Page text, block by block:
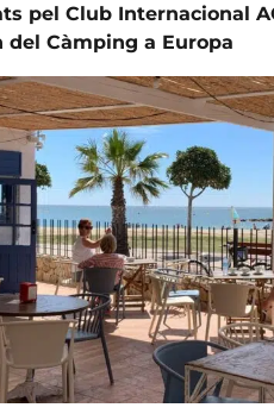
pel Club Internacional
Càmping a Europa